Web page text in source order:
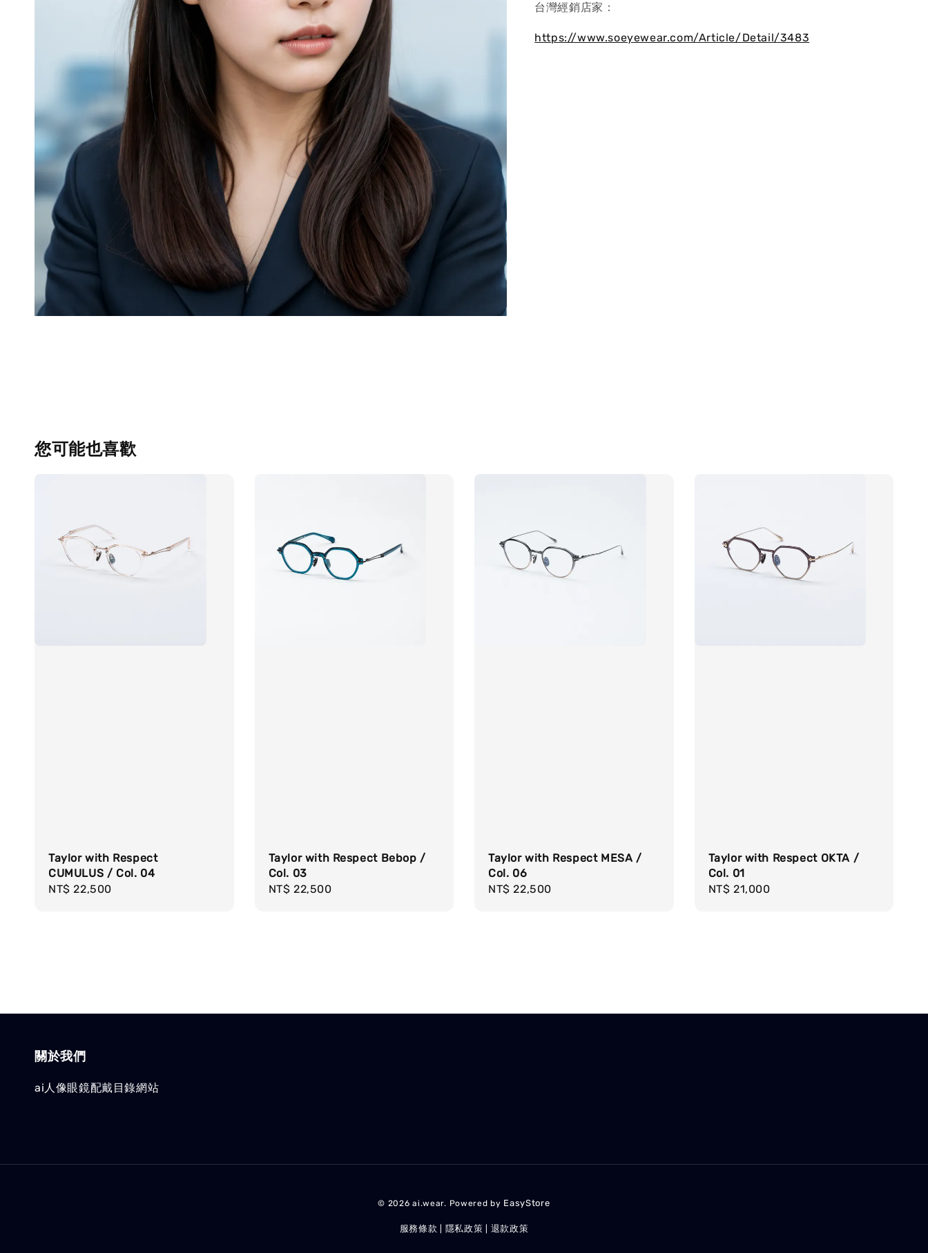
台灣經銷店家：
https://www.soeyewear.com/Article/Detail/3483
您可能也喜歡
Taylor with Respect
CUMULUS / Col. 04
Regular
NT$ 22,500
Taylor with Respect Bebop /
Col. 03
Regular
NT$ 22,500
Taylor with Respect MESA /
Col. 06
Regular
NT$ 22,500
Taylor with Respect OKTA /
Col. 01
Regular
NT$ 21,000
關於我們
ai人像眼鏡配戴目錄網站
© 2026 ai.wear. Powered by EasyStore
服務條款 隱私政策 退款政策